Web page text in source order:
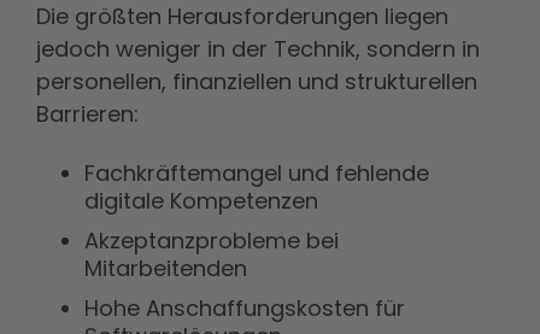
Die größten Herausforderungen liegen
jedoch weniger in der Technik, sondern in
personellen, finanziellen und strukturellen
Barrieren:
Fachkräftemangel und fehlende
digitale Kompetenzen
Akzeptanzprobleme bei
Mitarbeitenden
Hohe Anschaffungskosten für